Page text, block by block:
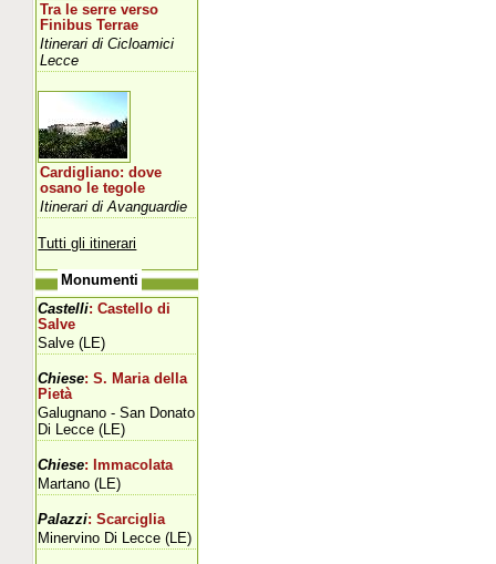
Tra le serre verso
Finibus Terrae
Itinerari di Cicloamici
Lecce
Cardigliano: dove
osano le tegole
Itinerari di Avanguardie
Tutti gli itinerari
Monumenti
Castelli: Castello di
Salve
Salve (LE)
Chiese: S. Maria della
Pietà
Galugnano - San Donato
Di Lecce (LE)
Chiese: Immacolata
Martano (LE)
Palazzi: Scarciglia
Minervino Di Lecce (LE)